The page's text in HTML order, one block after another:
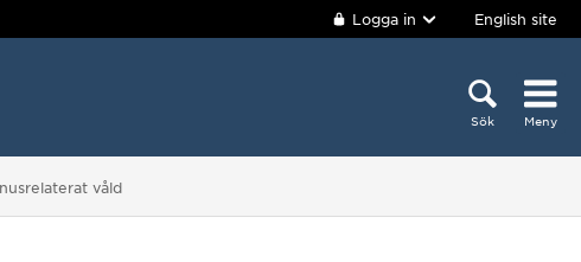
Logga in English site
Sök Meny
våld